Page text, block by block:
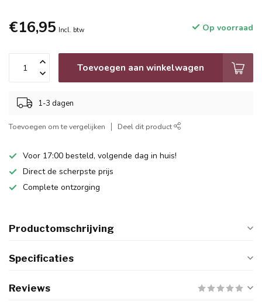
€16,95 Incl. btw Op voorraad
Toevoegen aan winkelwagen
1-3 dagen
Toevoegen om te vergelijken Deel dit product
Voor 17:00 besteld, volgende dag in huis!
Direct de scherpste prijs
Complete ontzorging
Productomschrijving
Specificaties
Reviews